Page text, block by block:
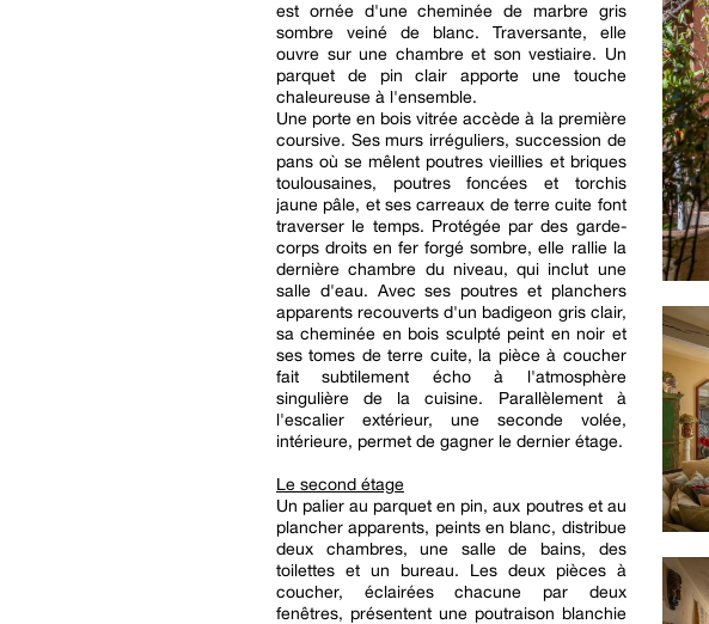
est ornée d'une cheminée de marbre gris
sombre veiné de blanc. Traversante, elle
ouvre sur une chambre et son vestiaire. Un
parquet de pin clair apporte une touche
chaleureuse à l'ensemble.
Une porte en bois vitrée accède à la première
coursive. Ses murs irréguliers, succession de
pans où se mêlent poutres vieillies et briques
toulousaines, poutres foncées et torchis
jaune pâle, et ses carreaux de terre cuite font
traverser le temps. Protégée par des garde-
corps droits en fer forgé sombre, elle rallie la
dernière chambre du niveau, qui inclut une
salle d'eau. Avec ses poutres et planchers
apparents recouverts d'un badigeon gris clair,
sa cheminée en bois sculpté peint en noir et
ses tomes de terre cuite, la pièce à coucher
fait subtilement écho à l'atmosphère
singulière de la cuisine. Parallèlement à
l'escalier extérieur, une seconde volée,
intérieure, permet de gagner le dernier étage.
Le second étage
Un palier au parquet en pin, aux poutres et au
plancher apparents, peints en blanc, distribue
deux chambres, une salle de bains, des
toilettes et un bureau. Les deux pièces à
coucher, éclairées chacune par deux
fenêtres, présentent une poutraison blanchie